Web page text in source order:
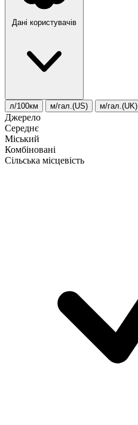
Дані користувачів
л/100км м/гал.(US) м/гал.(UK)
Джерело
Середнє
Міський
Комбіновані
Сільська місцевість